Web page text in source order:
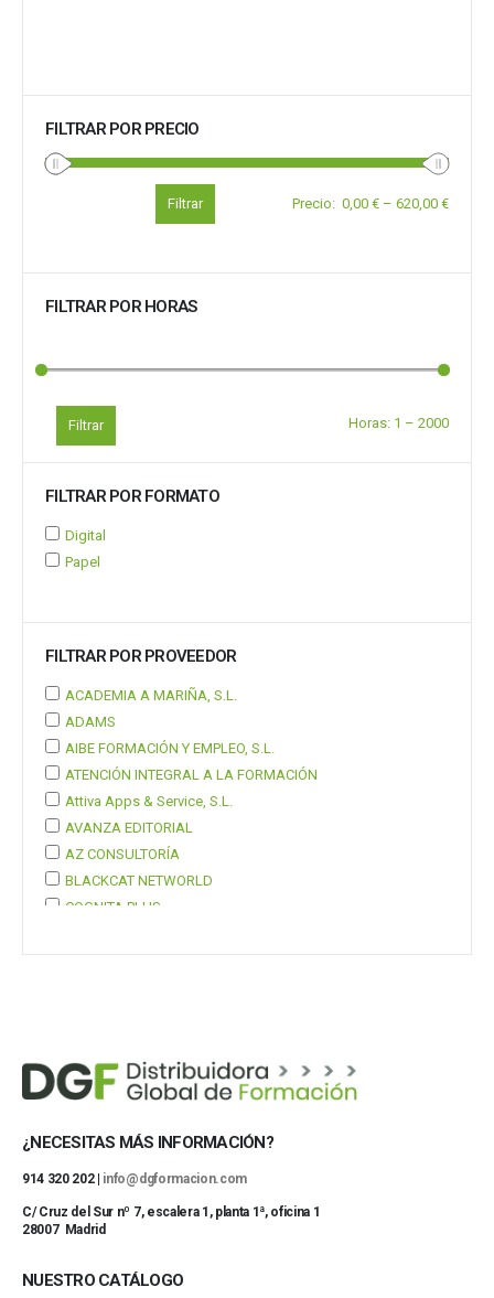
FILTRAR POR PRECIO
Filtrar Precio: 0,00 € – 620,00 €
FILTRAR POR HORAS
Filtrar Horas: 1 – 2000
FILTRAR POR FORMATO
Digital
Papel
FILTRAR POR PROVEEDOR
ACADEMIA A MARIÑA, S.L.
ADAMS
AIBE FORMACIÓN Y EMPLEO, S.L.
ATENCIÓN INTEGRAL A LA FORMACIÓN
Attiva Apps & Service, S.L.
AVANZA EDITORIAL
AZ CONSULTORÍA
BLACKCAT NETWORLD
COGNITA PLUS
Mostrar 37 más
¿NECESITAS MÁS INFORMACIÓN?
914 320 202 | info@dgformacion.com
C/ Cruz del Sur nº 7, escalera 1, planta 1ª, oficina 1
28007 Madrid
NUESTRO CATÁLOGO